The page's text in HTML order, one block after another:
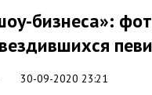
бизнеса»:
30-09-2020 23:21